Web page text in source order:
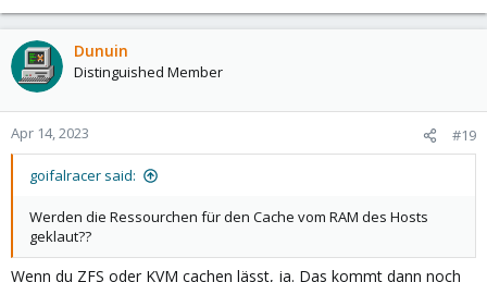
Dunuin
Distinguished Member
Apr 14, 2023 #19
goifalracer said:
Werden die Ressourchen für den Cache vom RAM des Hosts
geklaut??
Wenn du ZFS oder KVM cachen lässt, ja. Das kommt dann noch